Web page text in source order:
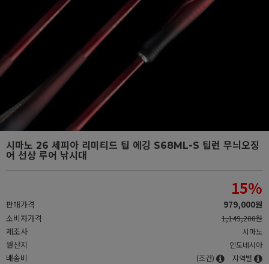
시마노 26 세피아 리미티드 팁 에깅 S68ML-S 팁런 무늬오징
어 선상 루어 낚시대
판매가격
15%
979,000원
소비자가격
1,149,200원
제조사 시마노
원산지 인도네시아
배송비 (조건)
지역별